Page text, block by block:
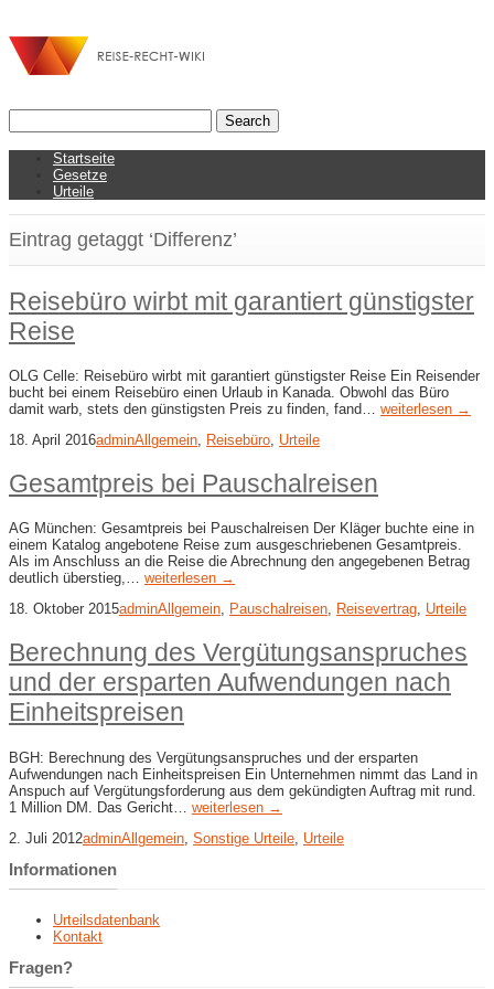
Startseite
Gesetze
Urteile
Eintrag getaggt ‘Differenz’
Reisebüro wirbt mit garantiert günstigster
Reise
OLG Celle: Reisebüro wirbt mit garantiert günstigster Reise Ein Reisender
bucht bei einem Reisebüro einen Urlaub in Kanada. Obwohl das Büro
damit warb, stets den günstigsten Preis zu finden, fand… weiterlesen →
18. April 2016adminAllgemein, Reisebüro, Urteile
Gesamtpreis bei Pauschalreisen
AG München: Gesamtpreis bei Pauschalreisen Der Kläger buchte eine in
einem Katalog angebotene Reise zum ausgeschriebenen Gesamtpreis.
Als im Anschluss an die Reise die Abrechnung den angegebenen Betrag
deutlich überstieg,… weiterlesen →
18. Oktober 2015adminAllgemein, Pauschalreisen, Reisevertrag, Urteile
Berechnung des Vergütungsanspruches
und der ersparten Aufwendungen nach
Einheitspreisen
BGH: Berechnung des Vergütungsanspruches und der ersparten
Aufwendungen nach Einheitspreisen Ein Unternehmen nimmt das Land in
Anspuch auf Vergütungsforderung aus dem gekündigten Auftrag mit rund.
1 Million DM. Das Gericht… weiterlesen →
2. Juli 2012adminAllgemein Sonstige Urteile Urteile
Informationen
Urteilsdatenbank
Kontakt
Fragen?